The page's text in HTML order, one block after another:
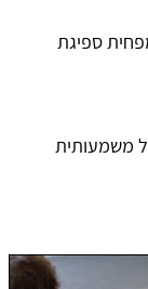
ספיגת
משמעותית